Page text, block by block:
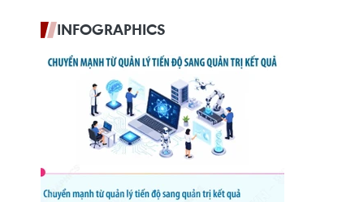
INFOGRAPHICS